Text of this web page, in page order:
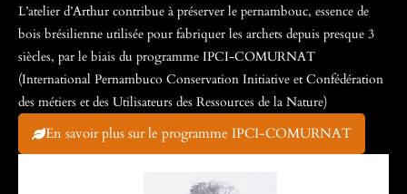
L’atelier d’Arthur contribue à préserver le pernambouc, essence de
bois brésilienne utilisée pour fabriquer les archets depuis presque 3
siècles, par le biais du programme IPCI-COMURNAT
(International Pernambuco Conservation Initiative et Confédération
des métiers et des Utilisateurs des Ressources de la Nature)
En savoir plus sur le programme IPCI-COMURNAT